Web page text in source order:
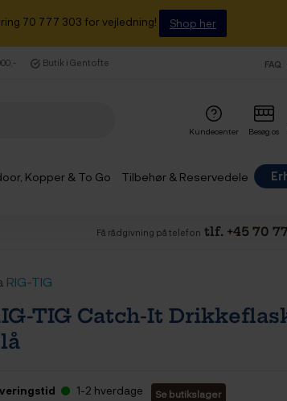
70 777 303 for vejledning! Shop her
Butik i Gentofte FAQ
Kundecenter Besøg os
Kopper & To Go Tilbehør & Reservedele
Få rådgivning på telefon tlf. +45 70
RIG-TIG
TIG Catch-It
1-2 hverdage Se butikslager